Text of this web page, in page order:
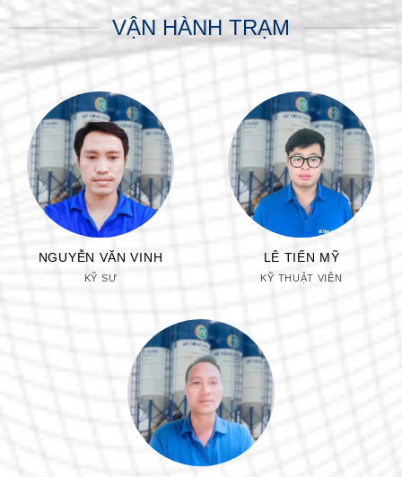
VẬN HÀNH TRẠM
NGUYỄN VĂN VINH
KỸ SƯ
LÊ TIẾN MỸ
KỸ THUẬT VIÊN